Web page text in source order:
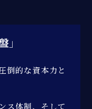
」
倒的な資本力と
ス体制、そして